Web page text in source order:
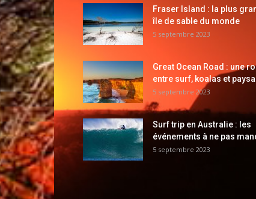
Fraser Island : la plus
île de sable du monde
5 septembre 2023
Great Ocean Road : une
entre surf, koalas et
5 septembre 2023
Surf trip en Australie : les
événements à ne pas
5 septembre 2023